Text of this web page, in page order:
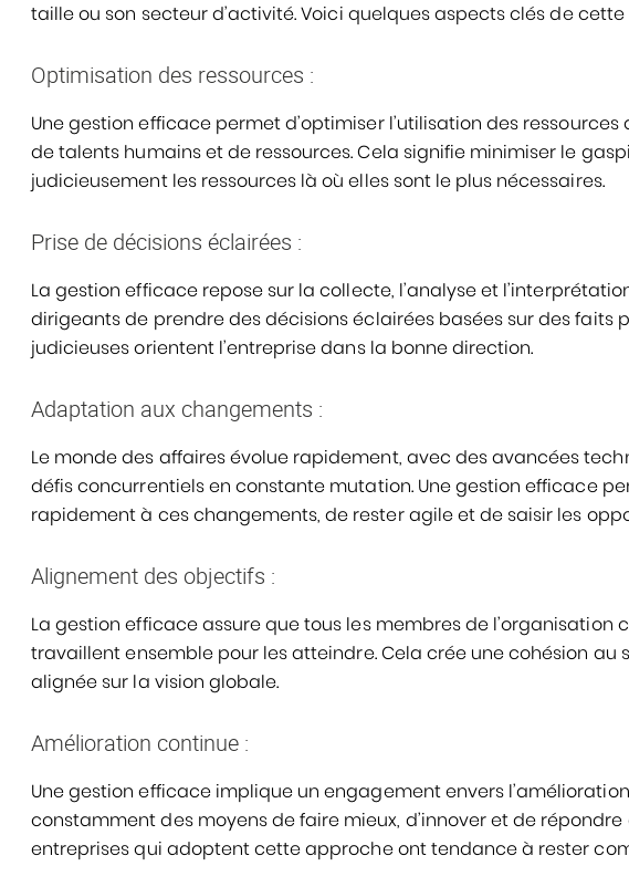
taille ou son secteur d’activité. Voici quelques aspects clés de
Optimisation des ressources :
Une gestion efficace permet d’optimiser l’utilisation des
de talents humains et de ressources. Cela signifie minimiser le
judicieusement les ressources là où elles sont le plus nécessaires.
Prise de décisions éclairées :
La gestion efficace repose sur la collecte, l’analyse et
dirigeants de prendre des décisions éclairées basées sur des faits
judicieuses orientent l’entreprise dans la bonne direction.
Adaptation aux changements :
Le monde des affaires évolue rapidement, avec des avancées
défis concurrentiels en constante mutation. Une gestion efficace
rapidement à ces changements, de rester agile et de saisir les
Alignement des objectifs :
La gestion efficace assure que tous les membres de l’organisation
travaillent ensemble pour les atteindre. Cela crée une cohésion au
alignée sur la vision globale.
Amélioration continue :
Une gestion efficace implique un engagement envers
constamment des moyens de faire mieux, d’innover et de
entreprises qui adoptent cette approche ont tendance à rester